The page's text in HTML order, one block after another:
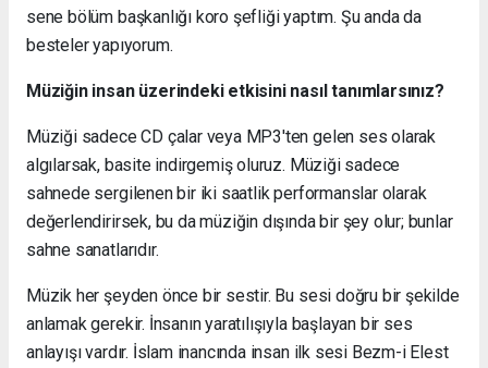
sene bölüm başkanlığı koro şefliği yaptım. Şu anda da
besteler yapıyorum.
Müziğin insan üzerindeki etkisini nasıl tanımlarsınız?
Müziği sadece CD çalar veya MP3'ten gelen ses olarak
algılarsak, basite indirgemiş oluruz. Müziği sadece
sahnede sergilenen bir iki saatlik performanslar olarak
değerlendirirsek, bu da müziğin dışında bir şey olur; bunlar
sahne sanatlarıdır.
Müzik her şeyden önce bir sestir. Bu sesi doğru bir şekilde
anlamak gerekir. İnsanın yaratılışıyla başlayan bir ses
anlayışı vardır. İslam inancında insan ilk sesi Bezm-i Elest